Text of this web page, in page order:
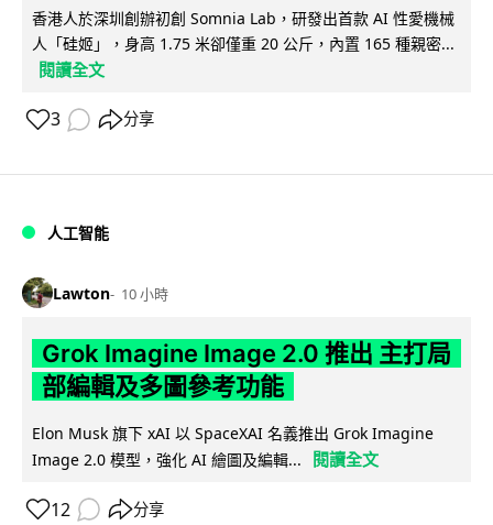
香港人於深圳創辦初創 Somnia Lab，研發出首款 AI 性愛機械
人「硅姬」，身高 1.75 米卻僅重 20 公斤，內置 165 種親密...
閱讀全文
3 分享
人工智能
Lawton 10 小時
Grok Imagine Image 2.0 推出 主打局
部編輯及多圖參考功能
Elon Musk 旗下 xAI 以 SpaceXAI 名義推出 Grok Imagine
Image 2.0 模型，強化 AI 繪圖及編輯...
閱讀全文
12 分享